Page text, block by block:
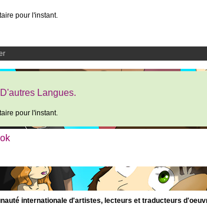
pour l'instant.
Langues.
pour l'instant.
internationale d'artistes, lecteurs et traducteurs